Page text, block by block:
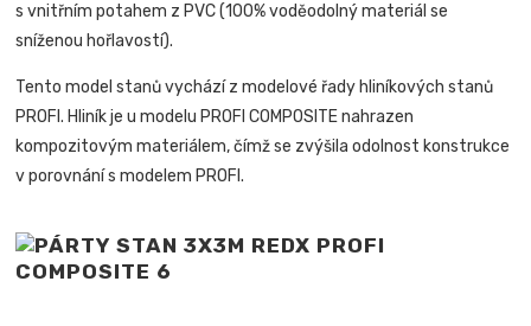
s vnitřním potahem z PVC (100% voděodolný materiál se
sníženou hořlavostí).
Tento model stanů vychází z modelové řady hliníkových stanů
PROFI. Hliník je u modelu PROFI COMPOSITE nahrazen
kompozitovým materiálem, čímž se zvýšila odolnost konstrukce
v porovnání s modelem PROFI.